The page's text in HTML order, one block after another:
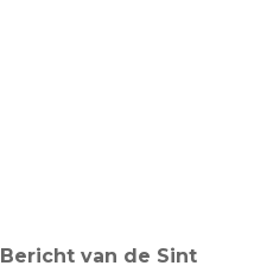
Bericht van de Sint